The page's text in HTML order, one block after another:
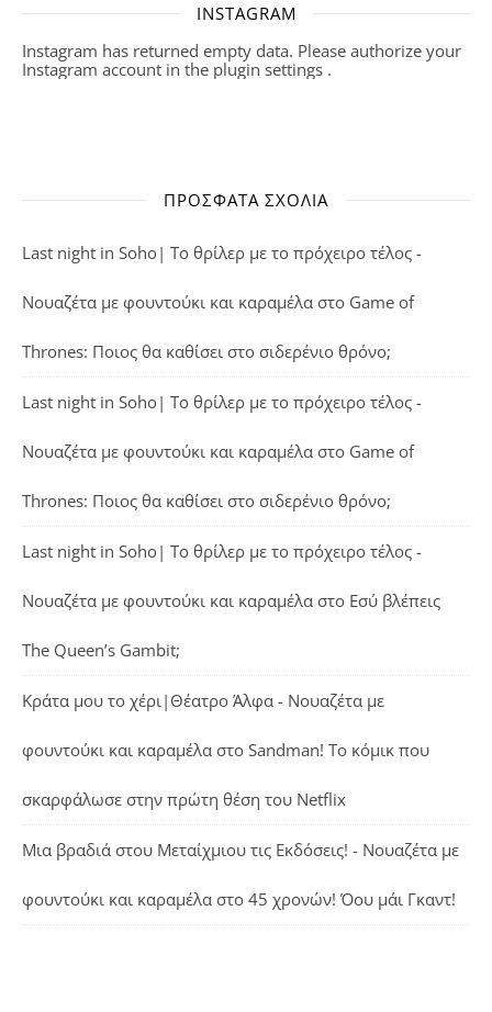
INSTAGRAM
Instagram has returned empty data. Please authorize your
Instagram account in the plugin settings .
ΠΡΌΣΦΑΤΑ ΣΧΌΛΙΑ
Last night in Soho| Το θρίλερ με το πρόχειρο τέλος -
Νουαζέτα με φουντούκι και καραμέλα στο Game of
Thrones: Ποιος θα καθίσει στο σιδερένιο θρόνο;
Last night in Soho| Το θρίλερ με το πρόχειρο τέλος -
Νουαζέτα με φουντούκι και καραμέλα στο Game of
Thrones: Ποιος θα καθίσει στο σιδερένιο θρόνο;
Last night in Soho| Το θρίλερ με το πρόχειρο τέλος -
Νουαζέτα με φουντούκι και καραμέλα στο Εσύ βλέπεις
The Queen’s Gambit;
Κράτα μου το χέρι|Θέατρο Άλφα - Νουαζέτα με
φουντούκι και καραμέλα στο Sandman! Το κόμικ που
σκαρφάλωσε στην πρώτη θέση του Netflix
Μια βραδιά στου Μεταίχμιου τις Εκδόσεις! - Νουαζέτα με
φουντούκι και καραμέλα στο 45 χρονών! Όου μάι Γκαντ!